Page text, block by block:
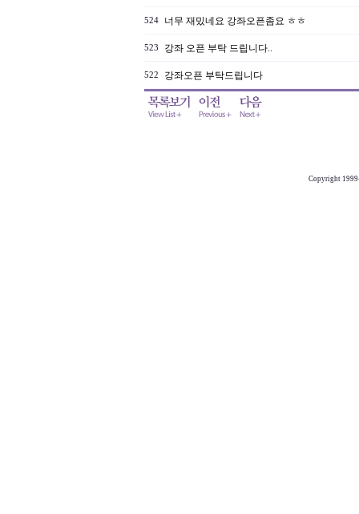
524 너무 재밌네요 강좌오픈좀요 ㅎㅎ
523 강좌 오픈 부탁 드립니다..
522 강좌오픈 부탁드립니다
Copyright